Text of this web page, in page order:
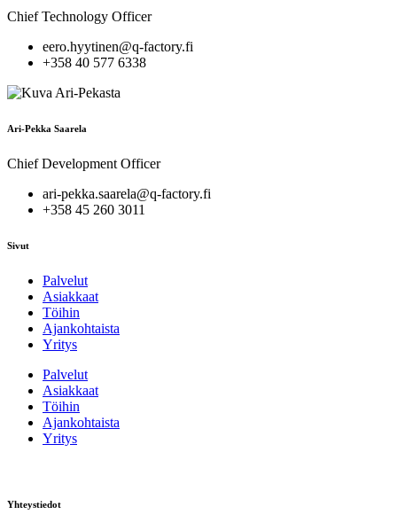
Chief Technology Officer
eero.hyytinen@q-factory.fi
+358 40 577 6338
Ari-Pekka Saarela
Chief Development Officer
ari-pekka.saarela@q-factory.fi
+358 45 260 3011
Sivut
Palvelut
Asiakkaat
Töihin
Ajankohtaista
Yritys
Palvelut
Asiakkaat
Töihin
Ajankohtaista
Yritys
Yhteystiedot